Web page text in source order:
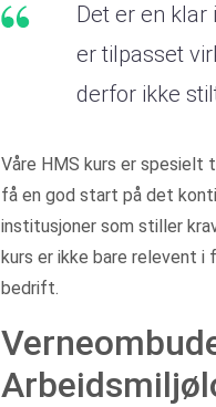
Det er en
er tilpasset
derfor ikke
Våre HMS kurs er spesielt
få en god start på det
institusjoner som stiller
kurs er ikke bare relevent
bedrift.